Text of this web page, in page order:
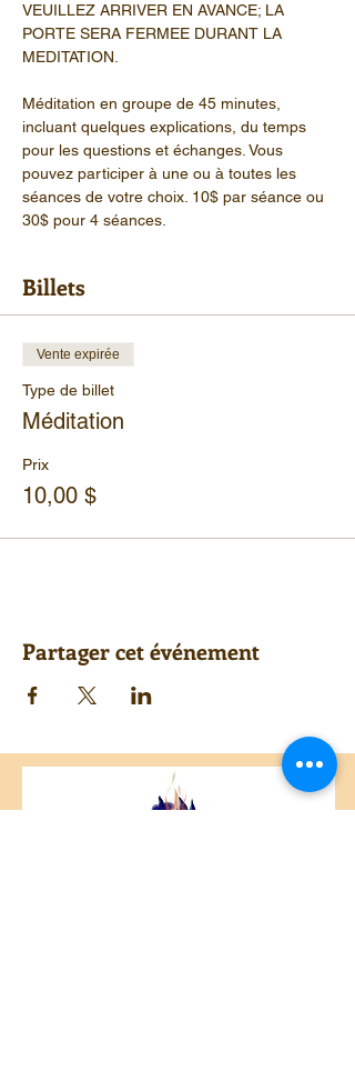
VEUILLEZ ARRIVER EN AVANCE; LA
PORTE SERA FERMEE DURANT LA
MEDITATION.
Méditation en groupe de 45 minutes,
incluant quelques explications, du temps
pour les questions et échanges. Vous
pouvez participer à une ou à toutes les
séances de votre choix. 10$ par séance ou
30$ pour 4 séances.
Billets
Vente expirée
Type de billet
Méditation
Prix
10,00 $
Partager cet événement